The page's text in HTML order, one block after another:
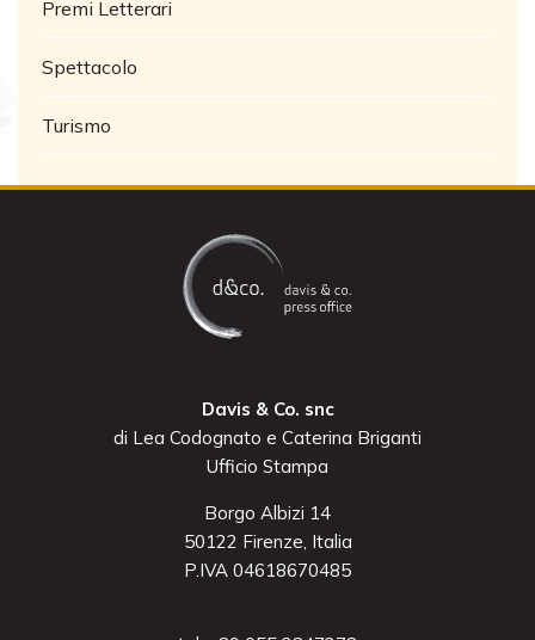
Premi Letterari
Spettacolo
Turismo
Davis & Co. snc
di Lea Codognato e Caterina Briganti
Ufficio Stampa
Borgo Albizi 14
50122 Firenze, Italia
P.IVA 04618670485